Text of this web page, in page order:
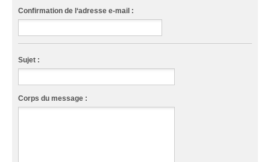
Confirmation de l‘adresse e-mail :
Sujet :
Corps du message :